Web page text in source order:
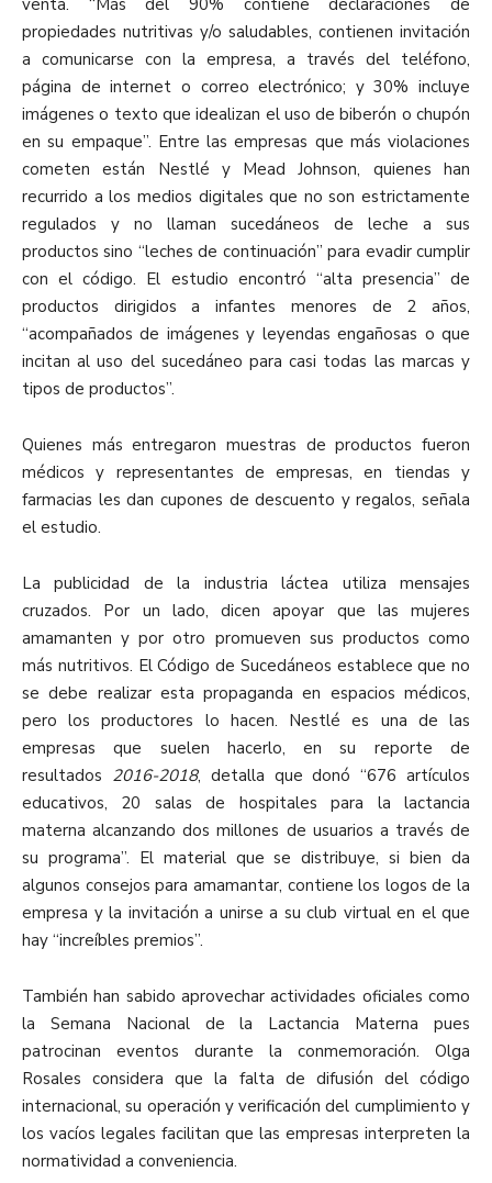
venta. “Más del 90% contiene declaraciones de
propiedades nutritivas y/o saludables, contienen invitación
a comunicarse con la empresa, a través del teléfono,
página de internet o correo electrónico; y 30% incluye
imágenes o texto que idealizan el uso de biberón o chupón
en su empaque”. Entre las empresas que más violaciones
cometen están Nestlé y Mead Johnson, quienes han
recurrido a los medios digitales que no son estrictamente
regulados y no llaman sucedáneos de leche a sus
productos sino “leches de continuación” para evadir cumplir
con el código. El estudio encontró “alta presencia” de
productos dirigidos a infantes menores de 2 años,
“acompañados de imágenes y leyendas engañosas o que
incitan al uso del sucedáneo para casi todas las marcas y
tipos de productos”.
Quienes más entregaron muestras de productos fueron
médicos y representantes de empresas, en tiendas y
farmacias les dan cupones de descuento y regalos, señala
el estudio.
La publicidad de la industria láctea utiliza mensajes
cruzados. Por un lado, dicen apoyar que las mujeres
amamanten y por otro promueven sus productos como
más nutritivos. El Código de Sucedáneos establece que no
se debe realizar esta propaganda en espacios médicos,
pero los productores lo hacen. Nestlé es una de las
empresas que suelen hacerlo, en su reporte de
resultados 2016-2018, detalla que donó “676 artículos
educativos, 20 salas de hospitales para la lactancia
materna alcanzando dos millones de usuarios a través de
su programa”. El material que se distribuye, si bien da
algunos consejos para amamantar, contiene los logos de la
empresa y la invitación a unirse a su club virtual en el que
hay “increíbles premios”.
También han sabido aprovechar actividades oficiales como
la Semana Nacional de la Lactancia Materna pues
patrocinan eventos durante la conmemoración. Olga
Rosales considera que la falta de difusión del código
internacional, su operación y verificación del cumplimiento y
los vacíos legales facilitan que las empresas interpreten la
normatividad a conveniencia.